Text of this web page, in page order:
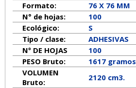
Formato:
76 X 76 MM
N° de hojas:
100
Ecológico:
S
Tipo / clase:
ADHESIVAS
Nº DE HOJAS
100
PESO Bruto:
1617 gramos
VOLUMEN
Bruto:
2120 cm3.